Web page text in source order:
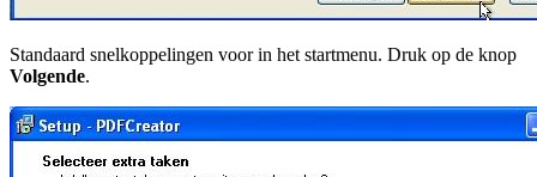
Standaard snelkoppelingen voor in het startmenu. Druk op de knop
Volgende.